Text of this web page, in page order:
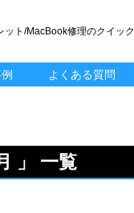
ット/MacBook修理のクイッ
よくある質問
」 一覧